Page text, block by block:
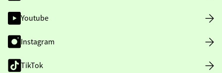
Youtube
Instagram
TikTok